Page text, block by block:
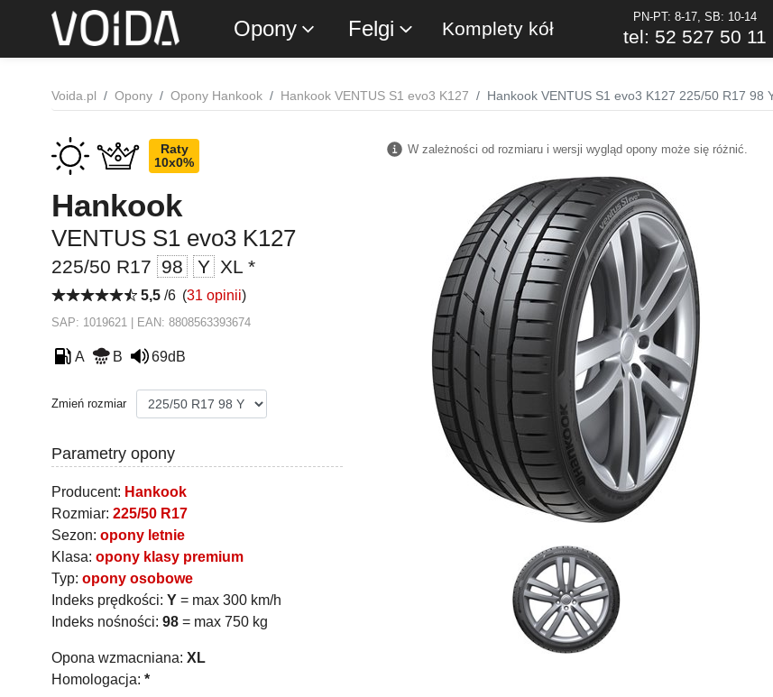
Opony Felgi Komplety kół
PN-PT: 8-17, SB: 10-14
tel: 52 527 50 11
Voida.pl Opony Opony Hankook Hankook VENTUS S1 evo3 K127 Hankook VENTUS S1 evo3 K127 225/50 R17 98
Raty
10x0%
Hankook
VENTUS S1 evo3 K127
225/50 R17 98 Y XL *
5,5 /6 (31 opinii)
SAP: 1019621 | EAN: 8808563393674
A B 69dB
Zmień rozmiar
Parametry opony
Producent: Hankook
Rozmiar: 225/50 R17
Sezon: opony letnie
Klasa: opony klasy premium
Typ: opony osobowe
Indeks prędkości: Y = max 300 km/h
Indeks nośności: 98 = max 750 kg
Opona wzmacniana: XL
Homologacja: *
W zależności od rozmiaru i wersji wygląd opony może się różnić.